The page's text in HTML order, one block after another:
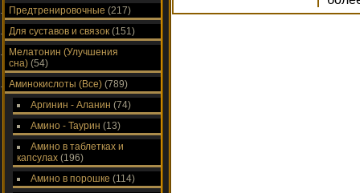
Предтренировочные (217)
Для суставов и связок (151)
Мелатонин (Улучшения
сна) (54)
Аминокислоты (Все) (789)
Аргинин - Аланин (74)
Амино - Таурин (13)
Амино в таблетках и
капсулах (196)
Амино в порошке (114)